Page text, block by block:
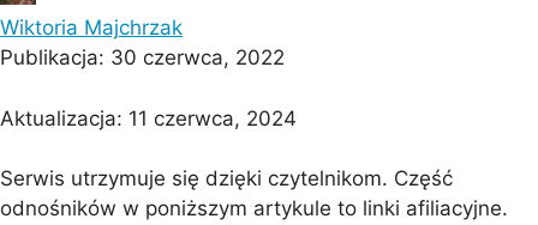
Wiktoria Majchrzak
Publikacja: 30 czerwca, 2022
Aktualizacja: 11 czerwca, 2024
Serwis utrzymuje się dzięki czytelnikom. Część
odnośników w poniższym artykule to linki afiliacyjne.